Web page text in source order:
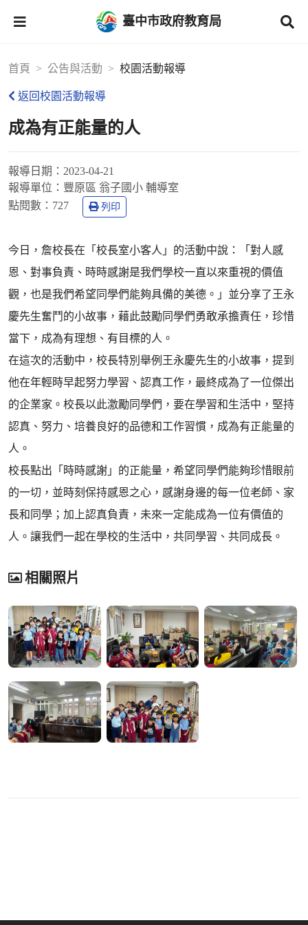
臺中市政府教育局
首頁 公告與活動 校園活動報導
返回校園活動報導
成為有正能量的人
報導日期： 2023-04-21
報導單位： 豐原區 翁子國小 輔導室
點閱數： 727 列印
今日，詹校長在「校長室小客人」的活動中說：「對人感
恩、對事負責、時時感謝是我們學校一直以來重視的價值
觀，也是我們希望同學們能夠具備的美德。」並分享了王永
慶先生奮鬥的小故事，藉此鼓勵同學們勇敢承擔責任，珍惜
當下，成為有理想、有目標的人。
在這次的活動中，校長特別舉例王永慶先生的小故事，提到
他在年輕時早起努力學習、認真工作，最終成為了一位傑出
的企業家。校長以此激勵同學們，要在學習和生活中，堅持
認真、努力、培養良好的品德和工作習慣，成為有正能量的
人。
校長點出「時時感謝」的正能量，希望同學們能夠珍惜眼前
的一切，並時刻保持感恩之心，感謝身邊的每一位老師、家
長和同學；加上認真負責，未來一定能成為一位有價值的
人。讓我們一起在學校的生活中，共同學習、共同成長。
相關照片